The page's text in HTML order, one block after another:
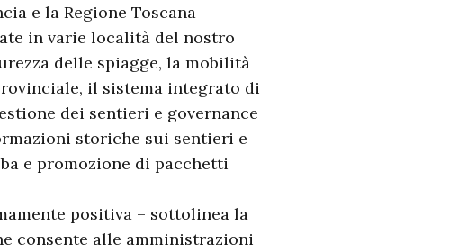
e la Regione Toscana
in varie località del nostro
delle spiagge, la mobilità
il sistema integrato di
dei sentieri e governance
storiche sui sentieri e
e promozione di pacchetti
positiva – sottolinea la
consente alle amministrazioni